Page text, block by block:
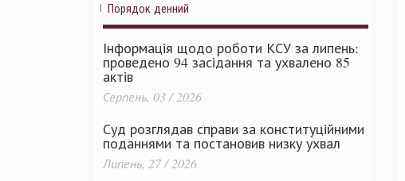
Порядок денний
Інформація щодо роботи КСУ за липень:
проведено 94 засідання та ухвалено 85
актів
Серпень, 03 / 2026
Суд розглядав справи за конституційними
поданнями та постановив низку ухвал
Липень, 27 / 2026